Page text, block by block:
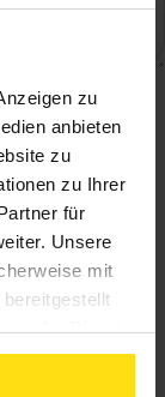
zu
anbieten
zu
zu Ihrer
für
Unsere
mit
der Dienste
klicken,
gemäß
erkläre ich
zur
internen
ich zur